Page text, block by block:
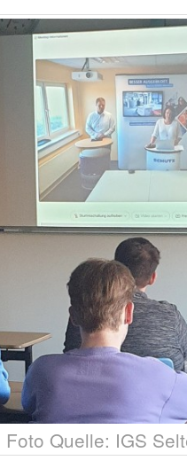
Foto Quelle: IGS